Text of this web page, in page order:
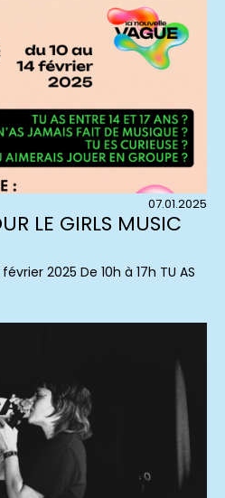
07.01.2025
LE GIRLS MUSIC
2025 De 10h à 17h TU AS